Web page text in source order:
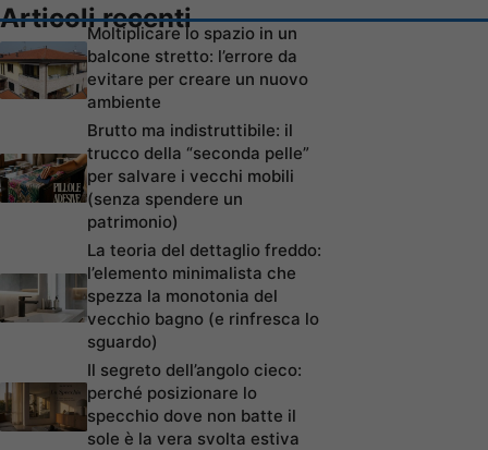
Articoli recenti
Moltiplicare lo spazio in un
balcone stretto: l’errore da
evitare per creare un nuovo
ambiente
Brutto ma indistruttibile: il
trucco della “seconda pelle”
per salvare i vecchi mobili
(senza spendere un
patrimonio)
La teoria del dettaglio freddo:
l’elemento minimalista che
spezza la monotonia del
vecchio bagno (e rinfresca lo
sguardo)
Il segreto dell’angolo cieco:
perché posizionare lo
specchio dove non batte il
sole è la vera svolta estiva